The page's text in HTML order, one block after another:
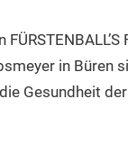
in Büren
Gesundheit